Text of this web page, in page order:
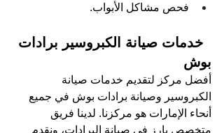
فحص مشاكل الأبواب.
خدمات صيانة الكبروسير برادات
بوش
أفضل مركز لتقديم خدمات صيانة
الكبروسير وصيانة برادات بوش في جميع
أنحاء الإمارات هو مركزنا. لدينا فريق
متخصص بارز في صيانة البرادات، ونقدم